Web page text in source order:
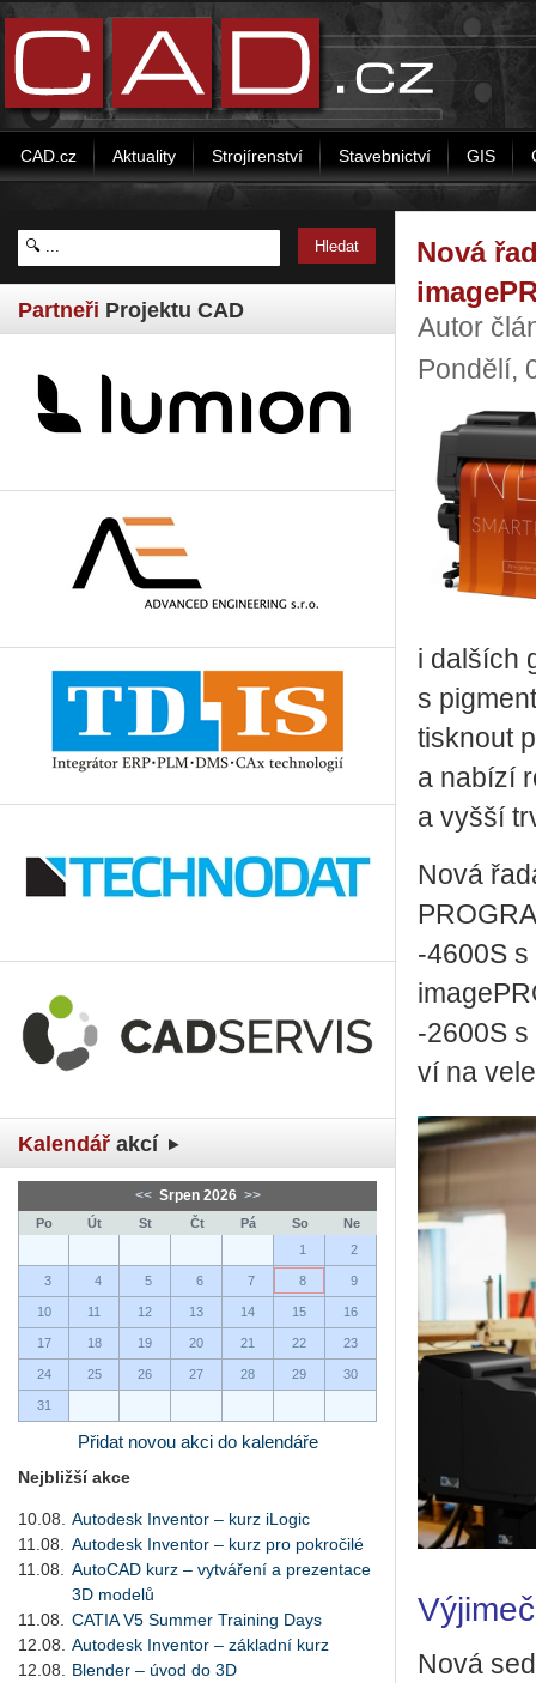
CAD.cz Aktuality Strojírenství Stavebnictví GIS
Partneři Projektu CAD
Kalendář akcí
<< Srpen 2026 >>
Po Út St Čt Pá So
Ne
1
2
3 4 5 6 7 8 9
10 11 12 13 14 15 16
17 18 19 20 21 22 23
24 25 26 27 28 29 30
31
Přidat novou akci do kalendáře
Nejbližší akce
10.08.
Autodesk Inventor – kurz iLogic
11.08.
Autodesk Inventor – kurz pro pokročilé
11.08.
AutoCAD kurz – vytváření a prezentace
3D modelů
11.08.
CATIA V5 Summer Training Days
12.08.
Autodesk Inventor – základní kurz
12.08.
Blender – úvod do 3D
Nová
Autor
Pondělí,
i dal­ších
s
tisk­nout
a na­bí­zí
a vyšší
Nová
‑4600S
‑2600S
ví na
Nová